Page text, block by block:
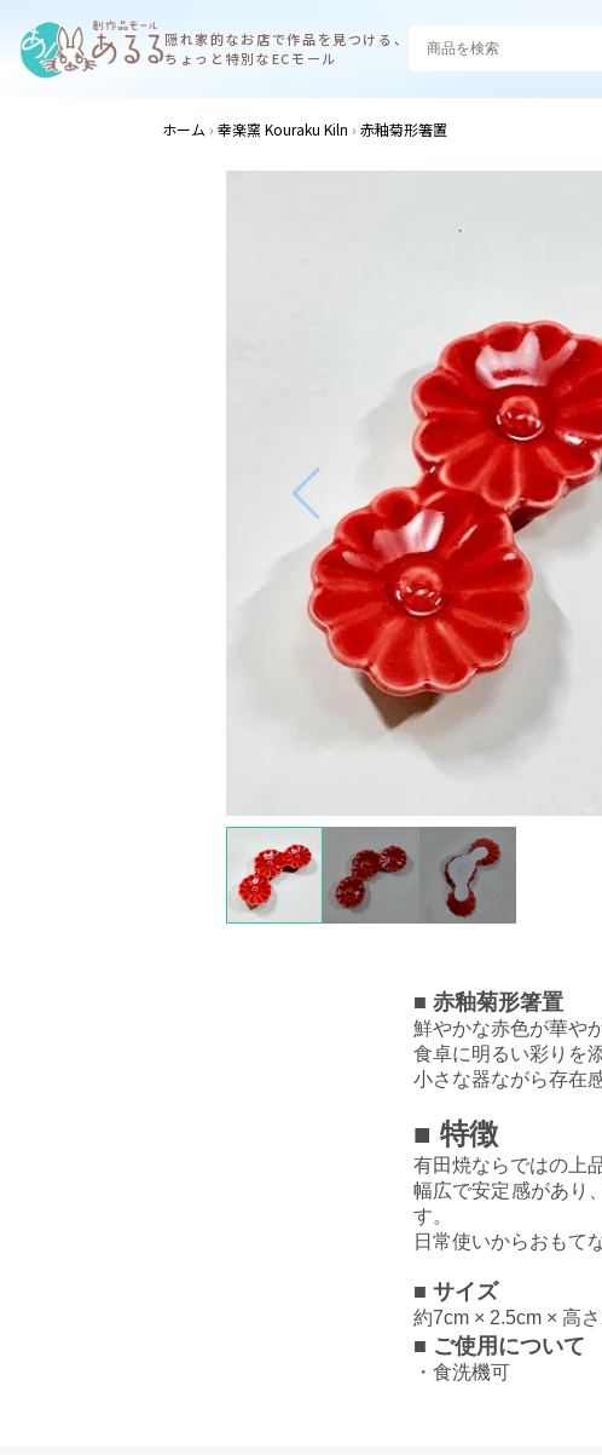
隠れ家的なお店で作品を見つける、
ちょっと特別なECモール
ホーム 幸楽窯 Kouraku Kiln 赤釉菊形箸置
■ 赤釉菊形箸置
鮮やかな赤色が華や
食卓に明るい彩りを
小さな器ながら存在
■ 特徴
有田焼ならではの上
幅広で安定感があり
す。
日常使いからおもて
■ サイズ
約7cm × 2.5cm × 高さ
■ ご使用について
・食洗機可